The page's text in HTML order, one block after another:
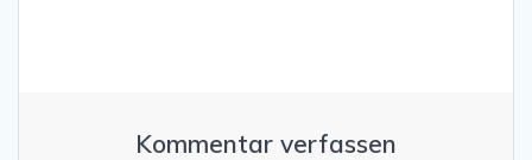
Kommentar verfassen